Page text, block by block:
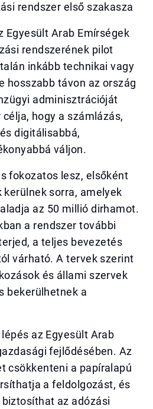
rendszer első szakasza
Egyesült Arab Emírségek
rendszerének pilot
inkább technikai vagy
hosszabb távon az ország
adminisztrációját
hogy a számlázás,
digitálisabbá,
váljon.
fokozatos lesz, elsőként
kerülnek sorra, amelyek
az 50 millió dirhamot.
a rendszer további
a teljes bevezetés
várható. A tervek szerint
és állami szervek
bekerülhetnek a
az Egyesült Arab
fejlődésében. Az
csökkenteni a papíralapú
a feldolgozást, és
az adózási